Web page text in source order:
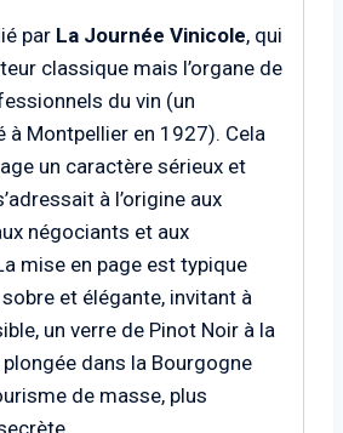
par La Journée Vinicole, qui
classique mais l’organe de
du vin (un
à Montpellier en 1927). Cela
un caractère sérieux et
à l’origine aux
négociants et aux
mise en page est typique
et élégante, invitant à
un verre de Pinot Noir à la
plongée dans la Bourgogne
de masse, plus